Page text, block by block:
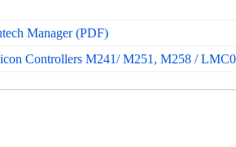
Manager (PDF)
Controllers M241/ M251, M258 /